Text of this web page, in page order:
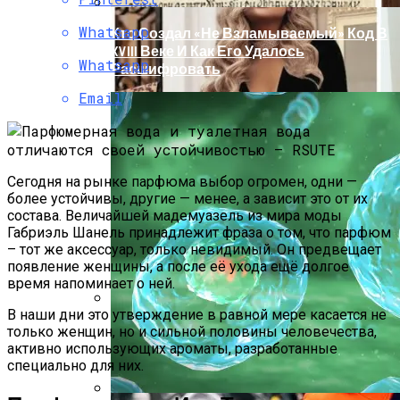
Раскрась Свой Год: Какой Цвет
Принесет Тебе Успех В 2026 Году По
Знаку Зодиака
Кто Создал «не Взламываемый» Код В
XVIII Веке И Как Его Удалось
Расшифровать
Whatsapp
Whatsapp
Email
Сегодня на рынке парфюма выбор огромен, одни —
более устойчивы, другие — менее, а зависит это от их
состава. Величайшей мадемуазель из мира моды
Габриэль Шанель принадлежит фраза о том, что парфюм
– тот же аксессуар, только невидимый. Он предвещает
появление женщины, а после её ухода ещё долгое
время напоминает о ней.
В наши дни это утверждение в равной мере касается не
только женщин, но и сильной половины человечества,
активно использующих ароматы, разработанные
специально для них.